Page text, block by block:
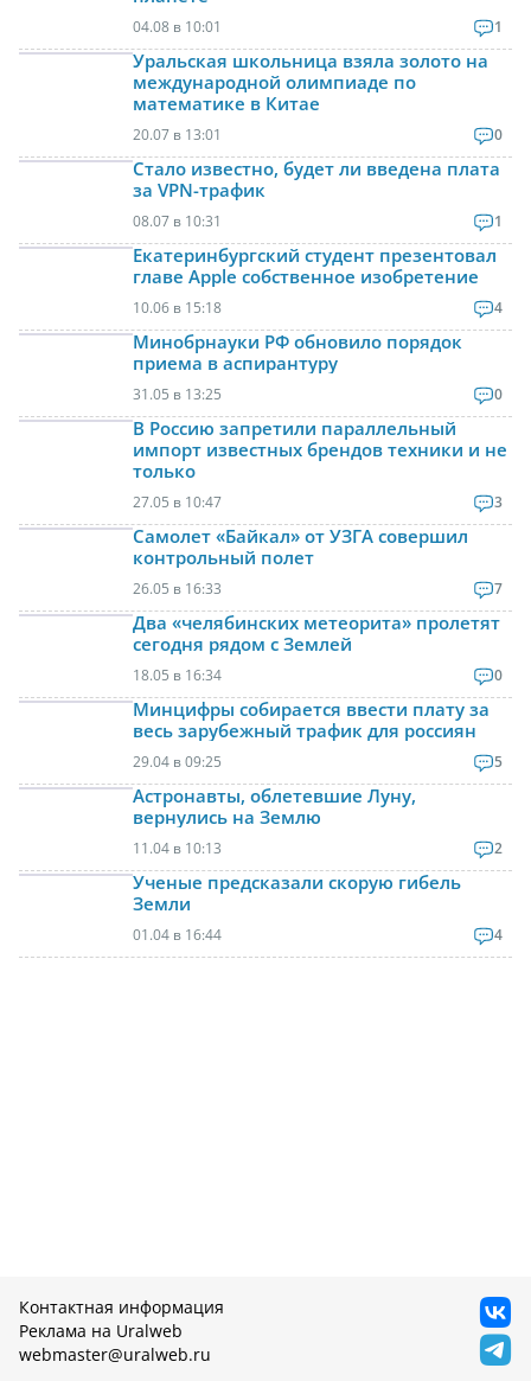
04.08 в 10:01 1
Уральская школьница взяла золото на
международной олимпиаде по
математике в Китае
20.07 в 13:01 0
Стало известно, будет ли введена плата
за VPN-трафик
08.07 в 10:31 1
Екатеринбургский студент презентовал
главе Apple собственное изобретение
10.06 в 15:18 4
Минобрнауки РФ обновило порядок
приема в аспирантуру
31.05 в 13:25 0
В Россию запретили параллельный
импорт известных брендов техники и не
только
27.05 в 10:47 3
Самолет «Байкал» от УЗГА совершил
контрольный полет
26.05 в 16:33 7
Два «челябинских метеорита» пролетят
сегодня рядом с Землей
18.05 в 16:34 0
Минцифры собирается ввести плату за
весь зарубежный трафик для россиян
29.04 в 09:25 5
Астронавты, облетевшие Луну,
вернулись на Землю
11.04 в 10:13 2
Ученые предсказали скорую гибель
Земли
01.04 в 16:44 4
Контактная информация
Реклама на Uralweb
webmaster@uralweb.ru